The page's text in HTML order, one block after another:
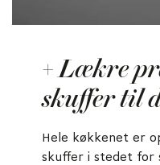
+ Lækre
skuffer til
Hele køkkenet er
skuffer i stedet for